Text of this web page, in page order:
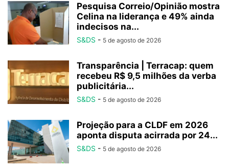
Pesquisa Correio/Opinião mostra
Celina na liderança e 49% ainda
indecisos na...
S&DS - 5 de agosto de 2026
Transparência | Terracap: quem
recebeu R$ 9,5 milhões da verba
publicitária...
S&DS - 5 de agosto de 2026
Projeção para a CLDF em 2026
aponta disputa acirrada por 24...
S&DS - 5 de agosto de 2026